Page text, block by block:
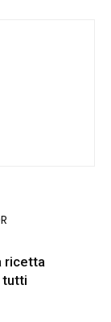
ricetta
tutti